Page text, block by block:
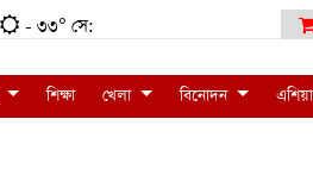
- ৩৩° সে:
শিক্ষা খেলা বিনোদন